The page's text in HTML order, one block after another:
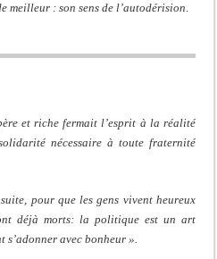
meilleur : son sens de l’autodérision.
et riche fermait l’esprit à la réalité
nécessaire à toute fraternité
pour que les gens vivent heureux
déjà morts: la politique est un art
s’adonner avec bonheur ».